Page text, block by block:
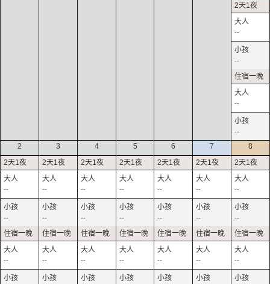
--
--
--
--
2
--
--
--
3
--
--
--
4
--
--
--
5
--
--
--
6
--
--
--
7
--
--
--
8
--
--
--